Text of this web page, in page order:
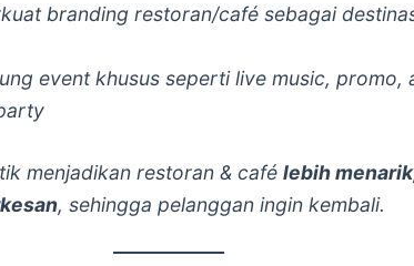
branding restoran/café sebagai
event khusus seperti live music, promo,
menjadikan restoran & café lebih
, sehingga pelanggan ingin kembali.